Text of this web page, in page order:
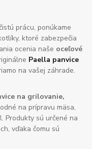
prácu, ponúkame
ktoré zabezpečia
ocenia naše oceľové
Paella panvice
na vašej záhrade.
na grilovanie,
na prípravu mäsa,
Produkty sú určené na
vďaka čomu sú